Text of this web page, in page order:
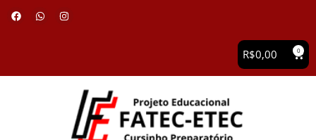
R$0,00 0